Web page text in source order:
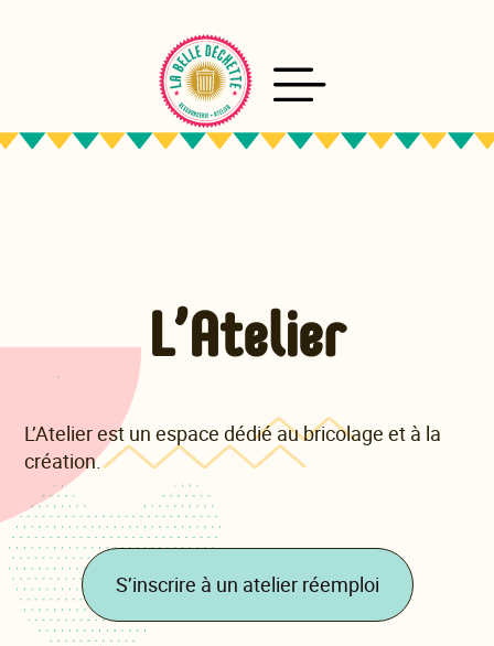
L’Atelier
L’Atelier est un espace dédié au bricolage et à la
création.
S’inscrire à un atelier réemploi